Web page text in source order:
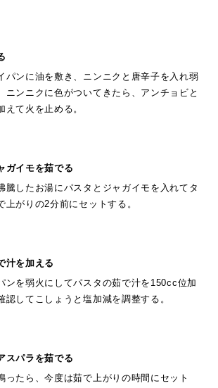
パンに油を敷き、ニンニクと唐辛子を入れ弱
ニンニクに色がついてきたら、アンチョビと
えて火を止める。
ガイモを茹でる
騰したお湯にパスタとジャガイモを入れてタ
上がりの2分前にセットする。
汁を加える
ンを弱火にしてパスタの茹で汁を150cc位加
認してこしょうと塩加減を調整する。
スパラを茹でる
ったら、今度は茹で上がりの時間にセット